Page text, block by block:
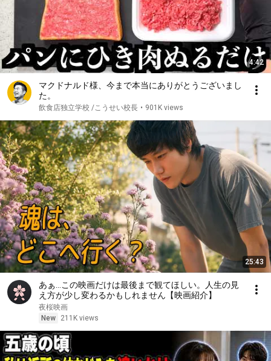
4:42
マクドナルド様、今まで本当にありがとうございまし
た。
飲食店独立学校 /こうせい校長 • 901K views
25:43
あぁ…この映画だけは最後まで観てほしい。人生の見
え方が少し変わるかもしれません【映画紹介】
夜桜映画
New
211K views